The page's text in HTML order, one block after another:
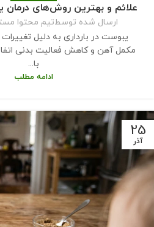
علائم و بهترین روش‌های درمان
ارسال شده توسطتیم محتوا
یبوست در بارداری به دلیل
مکمل آهن و کاهش فعالیت بدنی
با...
ادامه مطلب
25
آذر